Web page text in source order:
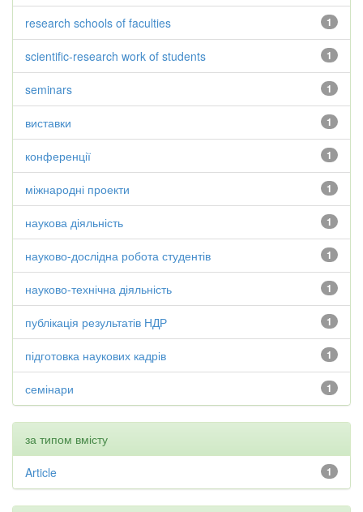
1
research schools of faculties
1
scientific-research work of students
1
seminars
1
виставки
1
конференції
1
міжнародні проекти
1
наукова діяльність
1
науково-дослідна робота студентів
1
науково-технічна діяльність
1
публікація результатів НДР
1
підготовка наукових кадрів
1
семінари
за типом вмісту
1
Article